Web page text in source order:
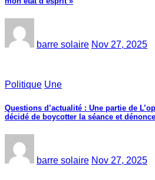
barre solaire Nov 27, 2025
Politique Une
Questions d’actualité : Une partie de
décidé de boycotter la séance et
barre solaire Nov 27, 2025